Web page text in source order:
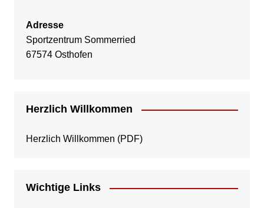
Adresse
Sportzentrum Sommerried
67574 Osthofen
Herzlich Willkommen
Herzlich Willkommen (PDF)
Wichtige Links